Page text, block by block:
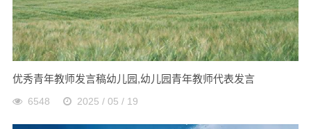
优秀青年教师发言稿幼儿园,幼儿园青年教师代表发言
6548 2025 / 05 / 19